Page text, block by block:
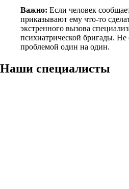
Важно: Если человек
приказывают ему что-то
экстренного вызова
психиатрической бригады. Не
проблемой один на один.
Наши специалисты